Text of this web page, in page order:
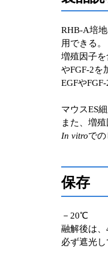
RHB-A培
用できる。
増殖因子
やFGF-2を
EGFや
マウスES
また、増
In vitroで
保存
－20℃
融解後は
必ず遮光し